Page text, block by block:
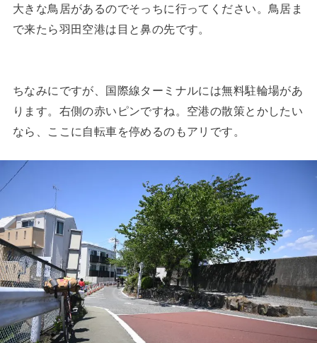
大きな鳥居があるのでそっちに行ってください。鳥居ま
で来たら羽田空港は目と鼻の先です。
ちなみにですが、国際線ターミナルには無料駐輪場があ
ります。右側の赤いピンですね。空港の散策とかしたい
なら、ここに自転車を停めるのもアリです。